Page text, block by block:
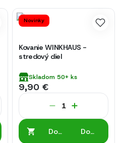
Novinky
Kovanie WINKHAUS -
stredový diel
Skladom 50+ ks
9,90 €
Do
Do